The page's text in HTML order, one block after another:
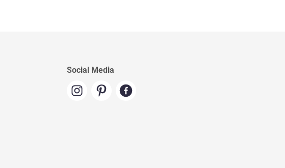
Social Media